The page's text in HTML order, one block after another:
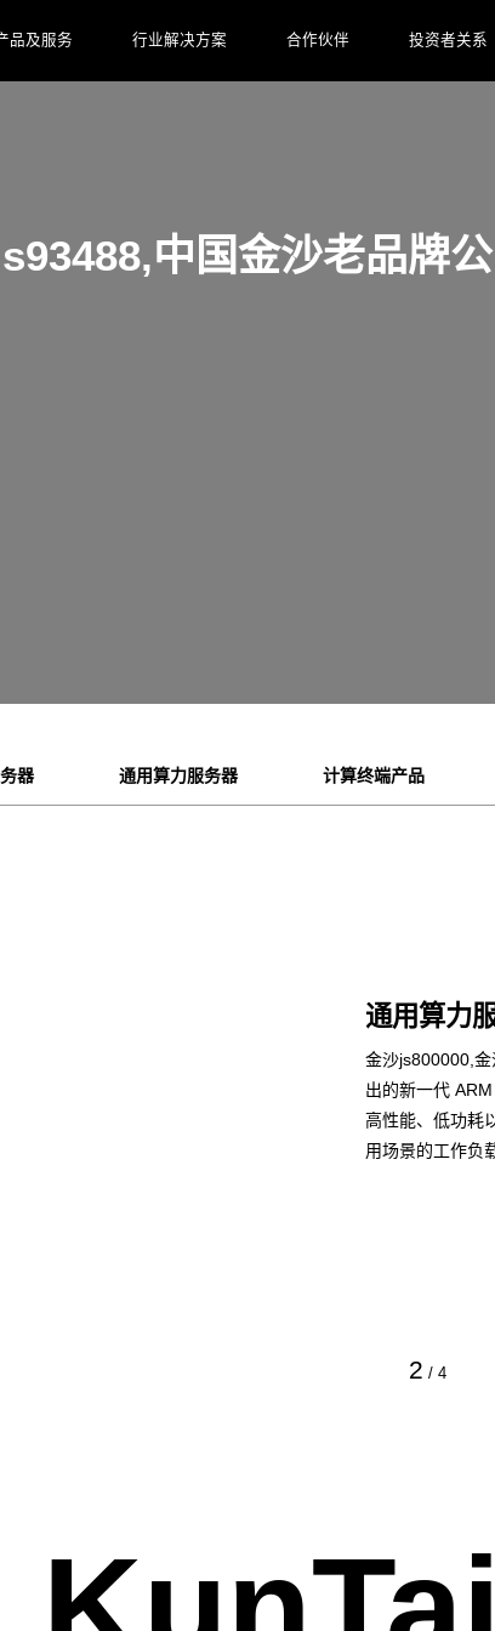
品及服务 行业解决方案 合作伙伴 投资者关系
中国金沙老品牌
器 通用算力服务器 计算终端产品
2 / 4
通用算力
金沙js800000,
出的新一代
高性能、低功耗
用场景的工作负